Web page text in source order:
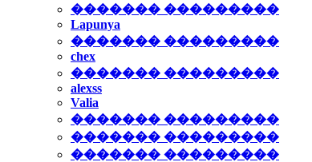
������� ���������
Lapunya
������� ���������
chex
������� ���������
alexss
Valia
������� ���������
������� ���������
������� ���������